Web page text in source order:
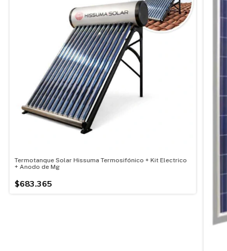
Termotanque Solar Hissuma Termosifónico + Kit Electrico
+ Anodo de Mg
$683.365